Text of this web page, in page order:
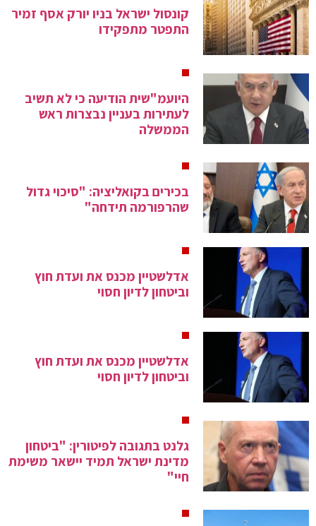
קונסול ישראל בניו יורק אסף זמיר
התפטר מתפקידו
היועמ"שית הודיעה כי לא תשיב
לעתירות בעניין נבצרות ראש
הממשלה
בכירים בקואליציה: "סיכוי גדול
שהרפורמה תידחה"
אדלשטיין מכנס את ועדת חוץ
וביטחון לדיון חסוי
אדלשטיין מכנס את ועדת חוץ
וביטחון לדיון חסוי
גלנט בתגובה לפיטורין: "ביטחון
מדינת ישראל תמיד יישאר משימת
חיי"